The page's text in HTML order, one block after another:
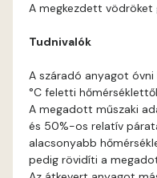
A megkezdett vödröket
Tudnivalók
A száradó anyagot
°C feletti
A megadott műszaki
és 50%-os relatív
alacsonyabb
pedig rövidíti a